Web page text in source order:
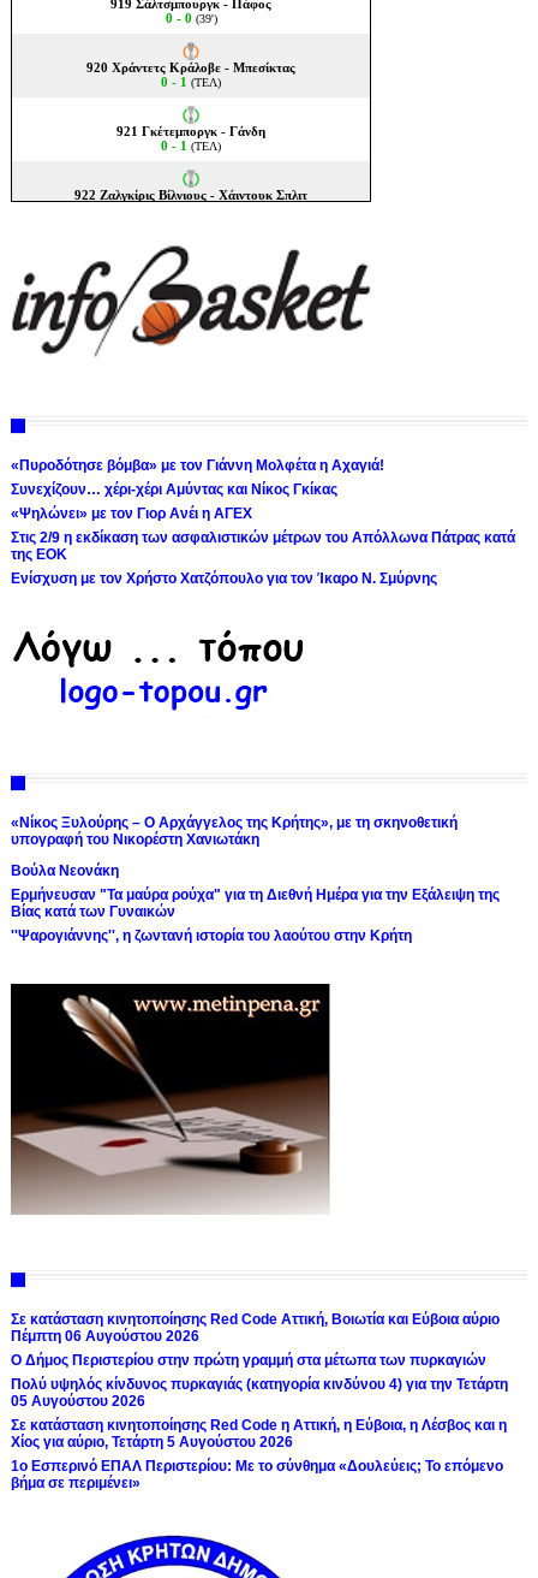
«Πυροδότησε βόμβα» με τον Γιάννη Μολφέτα η Αχαγιά!
Συνεχίζουν… χέρι-χέρι Αμύντας και Νίκος Γκίκας
«Ψηλώνει» με τον Γιορ Ανέι η ΑΓΕΧ
Στις 2/9 η εκδίκαση των ασφαλιστικών μέτρων του Απόλλωνα Πάτρας κατά
της ΕΟΚ
Ενίσχυση με τον Χρήστο Χατζόπουλο για τον Ίκαρο Ν. Σμύρνης
«Νίκος Ξυλούρης – Ο Αρχάγγελος της Κρήτης», με τη σκηνοθετική
υπογραφή του Νικορέστη Χανιωτάκη
Βούλα Νεονάκη
Ερμήνευσαν "Τα μαύρα ρούχα" για τη Διεθνή Ημέρα για την Εξάλειψη της
Βίας κατά των Γυναικών
''Ψαρογιάννης'', η ζωντανή ιστορία του λαούτου στην Κρήτη
Σε κατάσταση κινητοποίησης Red Code Αττική, Βοιωτία και Εύβοια αύριο
Πέμπτη 06 Αυγούστου 2026
Ο Δήμος Περιστερίου στην πρώτη γραμμή στα μέτωπα των πυρκαγιών
Πολύ υψηλός κίνδυνος πυρκαγιάς (κατηγορία κινδύνου 4) για την Τετάρτη
05 Αυγούστου 2026
Σε κατάσταση κινητοποίησης Red Code η Αττική, η Εύβοια, η Λέσβος και η
Χίος για αύριο, Τετάρτη 5 Αυγούστου 2026
1ο Εσπερινό ΕΠΑΛ Περιστερίου: Με το σύνθημα «Δουλεύεις; Το επόμενο
βήμα σε περιμένει»